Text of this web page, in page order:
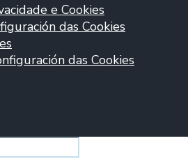
e Cookies
das Cookies
das Cookies